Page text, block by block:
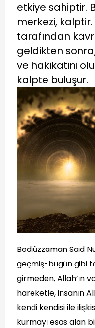
etkiye sahiptir.
merkezi,
tarafından
geldikten
ve hakikatini
kalpte buluşur.
Bediüzzaman Said
geçmiş-bugün gibi
girmeden, Allah’ın
hareketle, insanın
kendi kendisi ile
kurmayı esas alan